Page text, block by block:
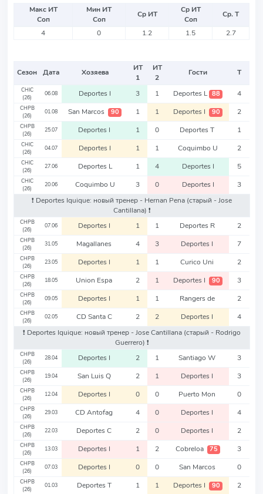
Макс ИТ
Соп
Мин ИТ
Соп
Ср ИТ
Ср ИТ
Соп
Ср. Т
4
0 1.2 1.5 2.7
Сезон Дата Хозяева
ИТ
1
ИТ
2
Гости Т
CHIC
(26)
06.08 Deportes I 3 1 Deportes L 88 4
CHPB
(26)
01.08 San Marcos 90 1 1 Deportes I 90 2
CHPB
(26)
25.07 Deportes I 1 0 Deportes T 1
CHIC
(26)
04.07 Deportes I 1 1 Coquimbo U 2
CHIC
(26)
27.06 Deportes L 1 4 Deportes I 5
CHIC
(26)
20.06 Coquimbo U 3 0 Deportes I
3
❗️ Deportes Iquique: новый тренер - Hernan Pena (старый - Jose
Cantillana) ❗️
CHPB
(26)
07.06 Deportes I 1 1 Deportes R 2
CHPB
(26)
31.05 Magallanes 4 3 Deportes I 7
CHPB
(26)
23.05 Deportes I 1 1 Curico Uni 2
CHPB
(26)
18.05 Union Espa 2 1 Deportes I 90 3
CHPB
(26)
09.05 Deportes I 1 1 Rangers de 2
CHPB
(26)
02.05 CD Santa C 2 2 Deportes I
4
❗️ Deportes Iquique: новый тренер - Jose Cantillana (старый - Rodrigo
Guerrero) ❗️
CHPB
(26)
28.04 Deportes I 2 1 Santiago W 3
CHPB
(26)
19.04 San Luis Q 2 1 Deportes I 3
CHPB
(26)
12.04 Deportes I 0 0 Puerto Mon 0
CHPB
(26)
29.03 CD Antofag 4 0 Deportes I 4
CHPB
(26)
22.03 Deportes C 2 0 Deportes I 2
CHPB
(26)
13.03 Deportes I 1 2 Cobreloa 75 3
CHPB
(26)
07.03 Deportes I 0 0 San Marcos 0
CHPB
(26)
01.03 Deportes T 1 1 Deportes I 90 2